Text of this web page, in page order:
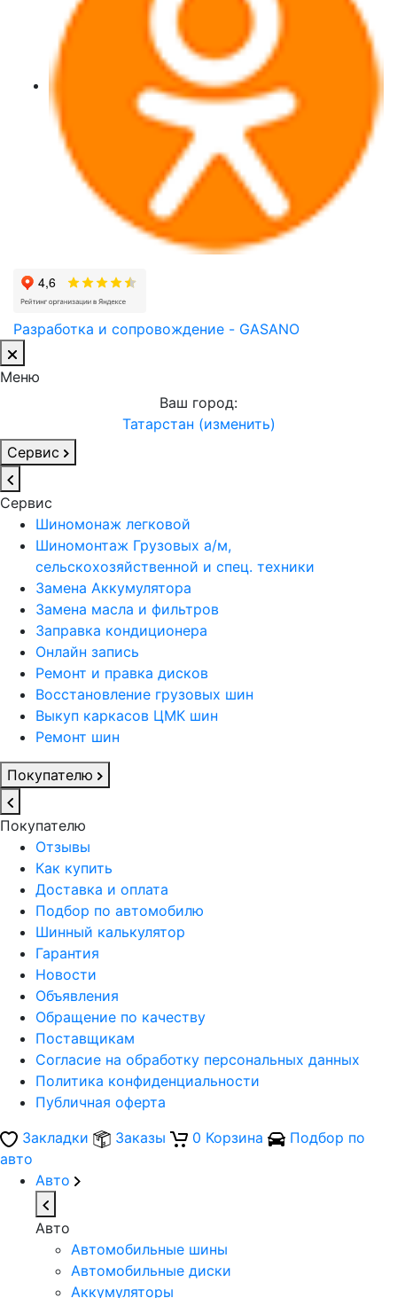
Разработка и сопровождение - GASANO
Меню
Ваш город:
Татарстан (изменить)
Сервис
Сервис
Шиномонаж легковой
Шиномонтаж Грузовых а/м,
сельскохозяйственной и спец. техники
Замена Аккумулятора
Замена масла и фильтров
Заправка кондиционера
Онлайн запись
Ремонт и правка дисков
Восстановление грузовых шин
Выкуп каркасов ЦМК шин
Ремонт шин
Покупателю
Покупателю
Отзывы
Как купить
Доставка и оплата
Подбор по автомобилю
Шинный калькулятор
Гарантия
Новости
Объявления
Обращение по качеству
Поставщикам
Согласие на обработку персональных данных
Политика конфиденциальности
Публичная оферта
Закладки
Заказы 0 Корзина
Подбор по
авто
Авто
Авто
Автомобильные шины
Автомобильные диски
Аккумуляторы